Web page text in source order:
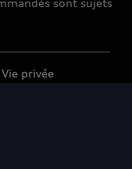
sont sujets
Vie privée